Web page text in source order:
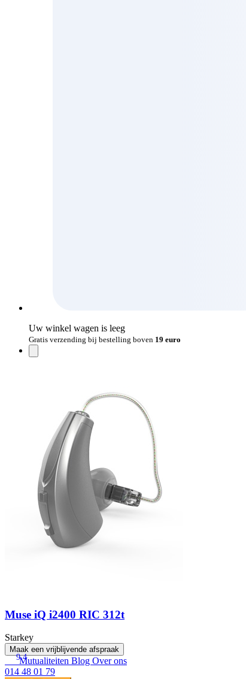
Uw winkel wagen is leeg
Gratis verzending bij bestelling boven 19 euro
Muse iQ i2400 RIC 312t
Starkey
Maak een vrijblijvende afspraak
9.4
Mutualiteiten Blog Over ons
014 48 01 79